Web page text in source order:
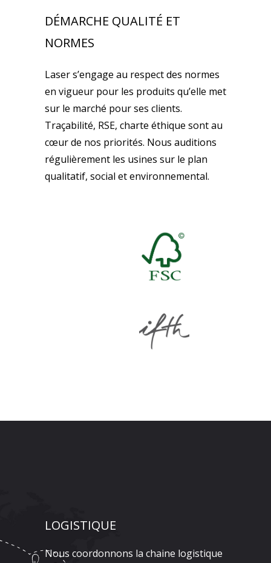
DÉMARCHE QUALITÉ ET
NORMES
Laser s’engage au respect des normes
en vigueur pour les produits qu’elle met
sur le marché pour ses clients.
Traçabilité, RSE, charte éthique sont au
cœur de nos priorités. Nous auditions
régulièrement les usines sur le plan
qualitatif, social et environnemental.
LOGISTIQUE
Nous coordonnons la chaine logistique